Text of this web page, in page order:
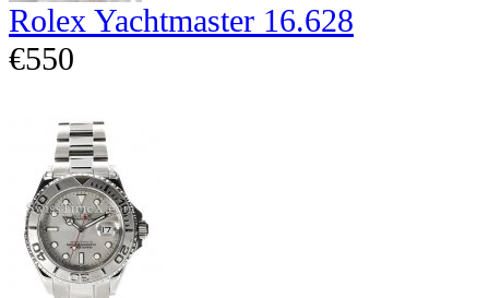
Rolex Yachtmaster 16.628
€550